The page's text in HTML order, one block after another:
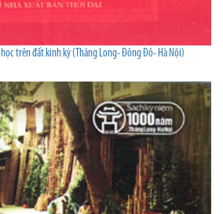
học trên đất kinh kỳ (Thăng Long- Đông Đô- Hà Nội)